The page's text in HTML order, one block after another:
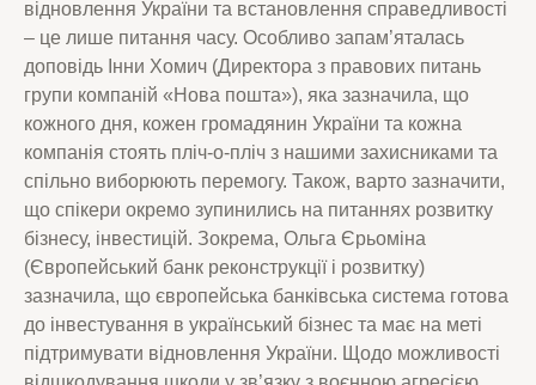
відновлення України та встановлення справедливості
– це лише питання часу. Особливо запам’яталась
доповідь Інни Хомич (Директора з правових питань
групи компаній «Нова пошта»), яка зазначила, що
кожного дня, кожен громадянин України та кожна
компанія стоять пліч-о-пліч з нашими захисниками та
спільно виборюють перемогу. Також, варто зазначити,
що спікери окремо зупинились на питаннях розвитку
бізнесу, інвестицій. Зокрема, Ольга Єрьоміна
(Європейський банк реконструкції і розвитку)
зазначила, що європейська банківська система готова
до інвестування в український бізнес та має на меті
підтримувати відновлення України. Щодо можливості